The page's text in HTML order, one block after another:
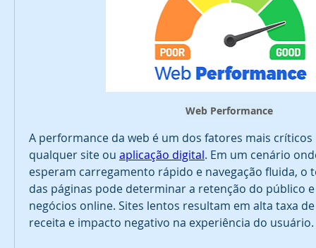
Web Performance
A performance da web é um dos fatores mais críticos
qualquer site ou aplicação digital. Em um cenário
esperam carregamento rápido e navegação fluida, o
das páginas pode determinar a retenção do público
negócios online. Sites lentos resultam em alta taxa
receita e impacto negativo na experiência do usuário.